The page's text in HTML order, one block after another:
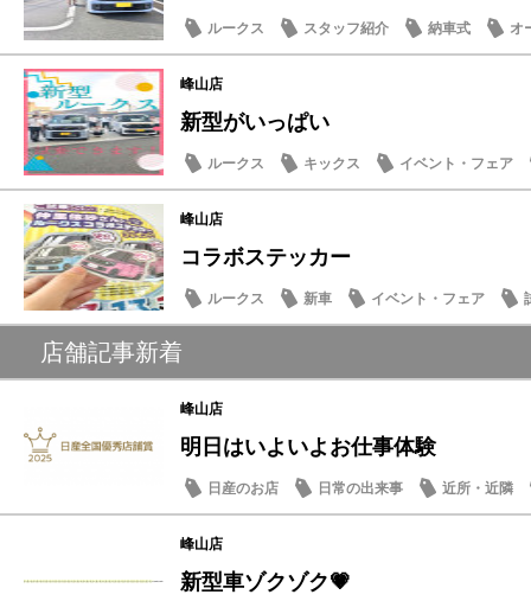
ルークス スタッフ紹介 納車式 オ
峰山店
新型がいっぱい
ルークス キックス
イベント・フェア
スタッフ紹介
峰山店
コラボステッカー
ルークス 新車 イベント・フェア
記念品・プレゼント
店舗記事新着
峰山店
明日はいよいよお仕事体験
日産のお店 日常の出来事 近所・近隣
峰山店
新型車ゾクゾク💗